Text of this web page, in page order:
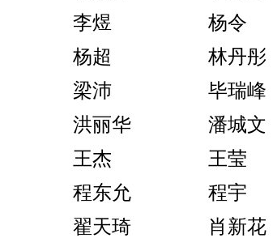
李煜 杨令
杨超 林丹彤
梁沛 毕瑞峰
洪丽华 潘城文
王杰 王莹
程东允 程宇
翟天琦 肖新花